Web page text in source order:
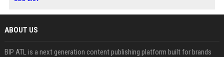
ABOUT US
BIP ATL is a next generation content publishing platform built for brands